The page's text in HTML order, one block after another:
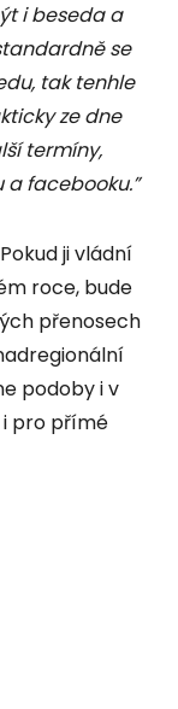
i beseda a
se
tak tenhle
ze dne
termíny,
facebooku.”
ji vládní
roce, bude
přenosech
podoby i v
i pro přímé